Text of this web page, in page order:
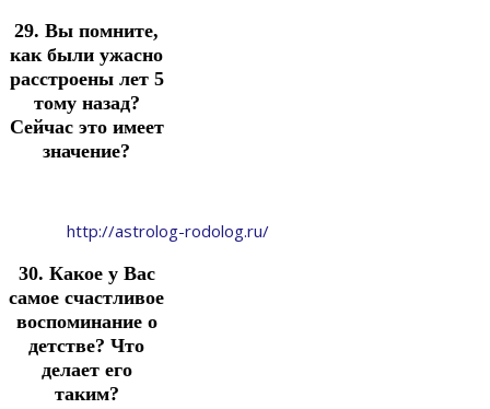
29. Вы помните,
как были ужасно
расстроены лет 5
тому назад?
Сейчас это имеет
значение?
http://astrolog-rodolog.ru/
30. Какое у Вас
самое счастливое
воспоминание о
детстве? Что
делает его
таким?